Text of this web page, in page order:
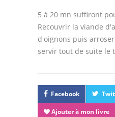
5 à 20 mn suffiront
Recouvrir la viande
d'oignons puis
servir tout de suite le
Facebook
Ajouter à mon livre